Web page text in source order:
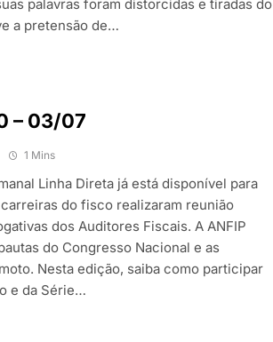
palavras foram distorcidas e tiradas do
a pretensão de…
– 03/07
1 Mins
Linha Direta já está disponível para
do fisco realizaram reunião
dos Auditores Fiscais. A ANFIP
do Congresso Nacional e as
Nesta edição, saiba como participar
e da Série…